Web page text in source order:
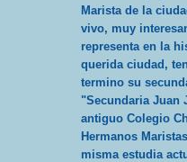
Marista de la
vivo, muy
representa en la
querida ciudad,
termino su
"Secundaria Juan
antiguo Colegio
Hermanos
misma estudia